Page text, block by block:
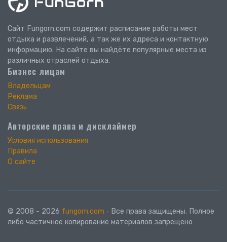
Сайт Fungorn.com содержит расписание работы мест
отдыха и развлечений, а так же их адреса и контактную
информацию. На сайте вы найдёте популярные места из
различных отраслей отдыха.
Бизнес лицам
Владельцам
Реклама
Связь
Авторские права и дисклаймер
Условия использования
Правила
О сайте
© 2008 - 2026 fungorn.com ‐ Все права защищены. Полное
либо частичное копирование материалов запрещено